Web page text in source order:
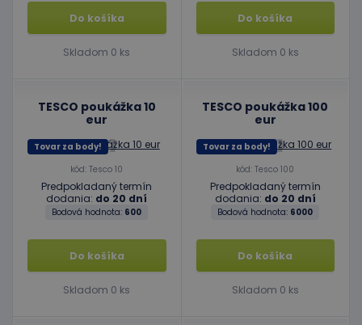
Do košíka
Skladom 0 ks
Do košíka
Skladom 0 ks
TESCO poukážka 10
eur
Tovar za body!
kód: Tesco 10
Predpokladaný termín
dodania: do 20 dní
Bodová hodnota: 600
Do košíka
Skladom 0 ks
TESCO poukážka 100
eur
Tovar za body!
kód: Tesco 100
Predpokladaný termín
dodania: do 20 dní
Bodová hodnota: 6000
Do košíka
Skladom 0 ks